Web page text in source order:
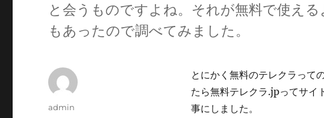
と会うものですよね。それが無料で使え
もあったので調べてみました。
とにかく無料のテレクラって
たら無料テレクラ.jpってサイ
事にしました。
投
admin